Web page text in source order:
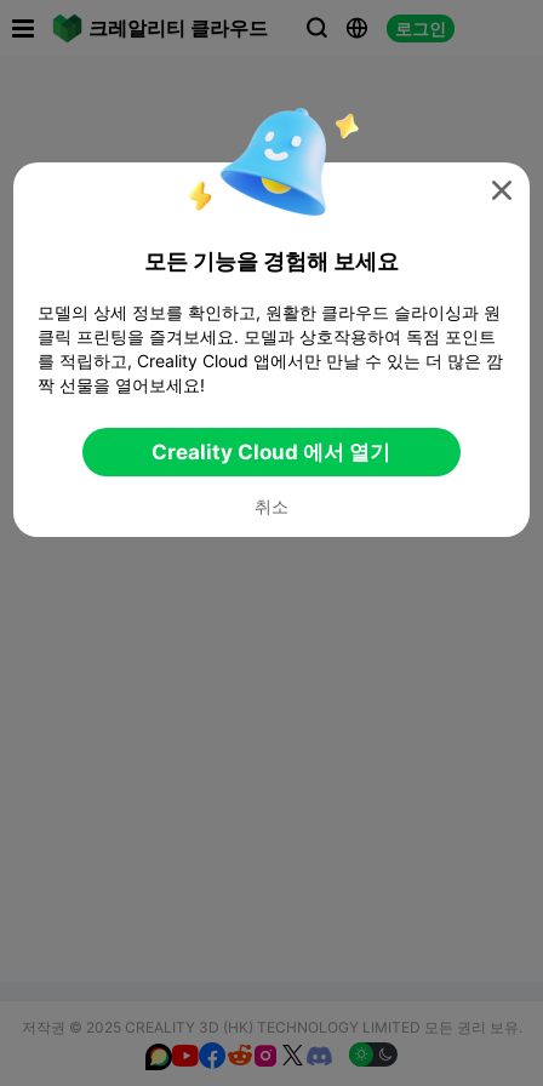
크레알리티 클라우드   로그인
저작권 © 2025 CREALITY 3D (HK) TECHNOLOGY LIMITED 모든 권리 보유.
  

모든 기능을 경험해 보세요
모델의 상세 정보를 확인하고, 원활한 클라우드 슬라이싱과 원
클릭 프린팅을 즐겨보세요. 모델과 상호작용하여 독점 포인트
를 적립하고, Creality Cloud 앱에서만 만날 수 있는 더 많은 깜
짝 선물을 열어보세요!
Creality Cloud 에서 열기
취소